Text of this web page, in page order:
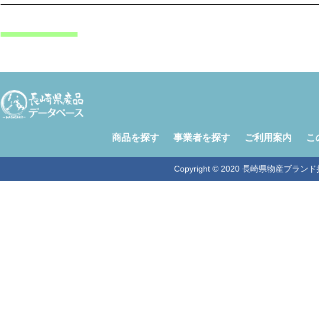
商品を探す 事業者を探す ご利用案内 こ
Copyright © 2020 長崎県物産ブラン